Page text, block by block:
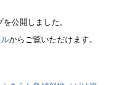
公開しました。
からご覧いただけます。